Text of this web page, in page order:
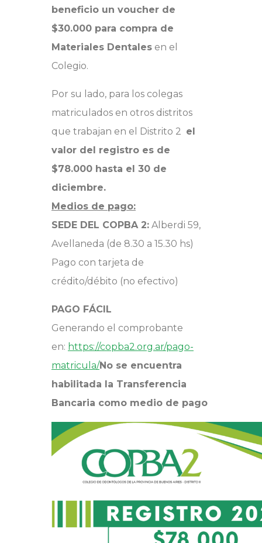
beneficio un voucher de
$30.000 para compra de
Materiales Dentales en el
Colegio.
Por su lado, para los colegas
matriculados en otros distritos
que trabajan en el Distrito 2 el
valor del registro es de
$78.000 hasta el 30 de
diciembre.
Medios de pago:
SEDE DEL COPBA 2: Alberdi 59,
Avellaneda (de 8.30 a 15.30 hs)
Pago con tarjeta de
crédito/débito (no efectivo)
PAGO FÁCIL
Generando el comprobante
en: https://copba2.org.ar/pago-
matricula/No se encuentra
habilitada la Transferencia
Bancaria como medio de pago